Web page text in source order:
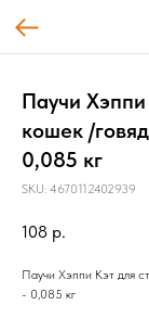
Паучи
кошек /
0,085 кг
SKU: 4670112402939
108 р.
Паучи Хэппи Кэт для
- 0,085 кг